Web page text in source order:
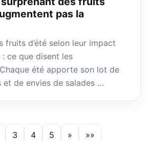
pas la
fruits d’été selon leur impact
ce que disent les
été apporte son lot de
et de envies de salades …
3 4 5 » »»